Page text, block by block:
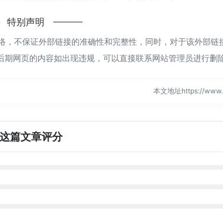
特别声明
不保证外部链接的准确性和完整性，同时，对于该外部链
页的内容如出现违规，可以直接联系网站管理员进行删
本文地址https://
篇文章评分